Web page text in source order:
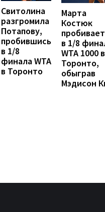
Свитолина
разгромила
Потапову,
пробившись
в 1/8
финала WTA
в Торонто
Марта
Костюк
в 1/8
WTA 1000 в
Торонто,
обыграв
Мэдисон